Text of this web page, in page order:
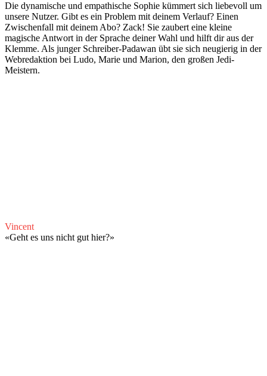
Die dynamische und empathische Sophie kümmert sich liebevoll um
unsere Nutzer. Gibt es ein Problem mit deinem Verlauf? Einen
Zwischenfall mit deinem Abo? Zack! Sie zaubert eine kleine
magische Antwort in der Sprache deiner Wahl und hilft dir aus der
Klemme. Als junger Schreiber-Padawan übt sie sich neugierig in der
Webredaktion bei Ludo, Marie und Marion, den großen Jedi-
Meistern.
Vincent
«Geht es uns nicht gut hier?»